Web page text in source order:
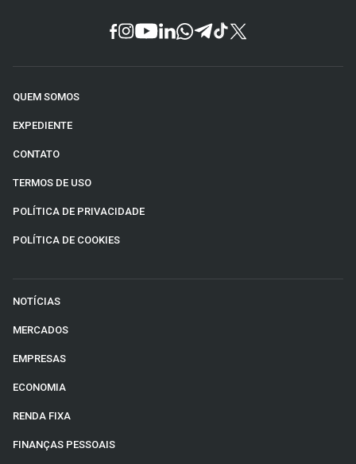
QUEM SOMOS
EXPEDIENTE
CONTATO
TERMOS DE USO
POLÍTICA DE PRIVACIDADE
POLÍTICA DE COOKIES
NOTÍCIAS
MERCADOS
EMPRESAS
ECONOMIA
RENDA FIXA
FINANÇAS PESSOAIS